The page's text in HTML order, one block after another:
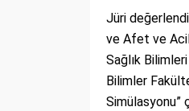
Jüri
ve Afet ve Acil
Sağlık
Bilimler
Simülasyonu”